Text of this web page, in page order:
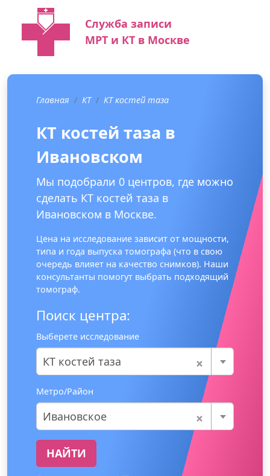
Служба записи
МРТ и КТ в Москве
Главная КТ КТ костей таза
КТ костей таза в
Ивановском
Мы подобрали 0 центров, где можно
сделать КТ костей таза в
Ивановском в Москве.
Цена на исследование зависит от мощности,
типа и года выпуска томографа (что в свою
очередь влияет на качество снимков). Наши
консультанты помогут выбрать подходящий
томограф.
Поиск центра:
Выберете исследование
×
КТ костей таза
Метро/Район
×
Ивановское
НАЙТИ